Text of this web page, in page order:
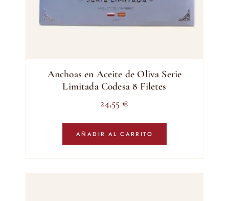
Anchoas en Aceite de Oliva Serie
Limitada Codesa 8 Filetes
24,55 €
AÑADIR AL CARRITO